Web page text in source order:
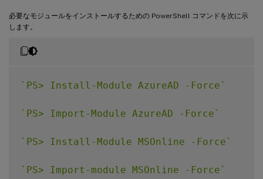
必要なモジュールをインストールするための PowerShell コマンドを次に示
します。
` PS> Install-Module AzureAD -Force`
` PS> Import-Module AzureAD -Force`
` PS> Install-Module MSOnline -Force`
` PS> Import-module MSOnline -Force`